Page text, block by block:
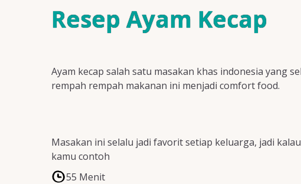
Resep Ayam Kecap
Ayam kecap salah satu masakan khas indonesia yang
rempah rempah makanan ini menjadi comfort food.
Masakan ini selalu jadi favorit setiap keluarga, jadi
kamu contoh
55 Menit